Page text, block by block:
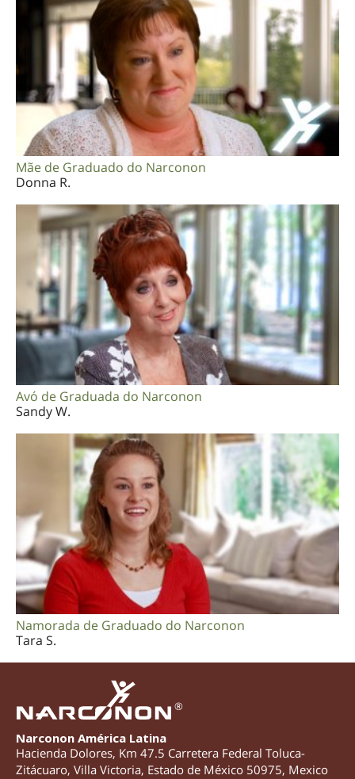
Mãe de Graduado do Narconon
Donna R.
Avó de Graduada do Narconon
Sandy W.
Namorada de Graduado do Narconon
Tara S.
®
Narconon América Latina
Hacienda Dolores, Km 47.5 Carretera Federal Toluca-
Zitácuaro, Villa Victoria, Estado de México 50975, Mexico